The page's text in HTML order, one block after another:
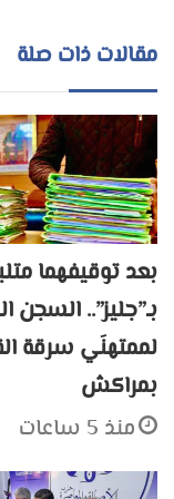
مقالات ذات صلة
بعد توقيفهما
بـ”جليز”.. السجن
لممتهنَي سرقة
بمراكش
منذ 5 ساعات